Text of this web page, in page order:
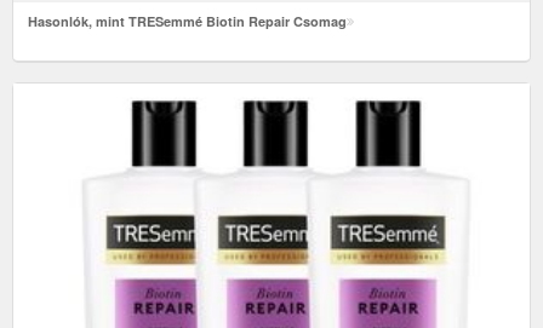
Hasonlók, mint TRESemmé Biotin Repair Csomag